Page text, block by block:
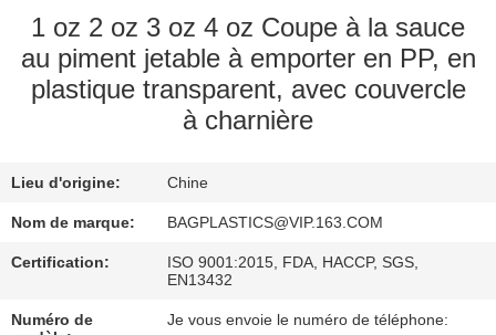
VISITE
D'USINE
QUALITÉ
DEMANDEZ
UNE
1 oz 2 oz 3 oz 4 oz Coupe à la sauce
au piment jetable à emporter en PP, en
plastique transparent, avec couvercle
à charnière
Lieu d'origine: Chine
Nom de marque: BAGPLASTICS@VIP.163.COM
Certification:
ISO 9001:2015, FDA, HACCP, SGS,
EN13432
Numéro de
Je vous envoie le numéro de téléphone: